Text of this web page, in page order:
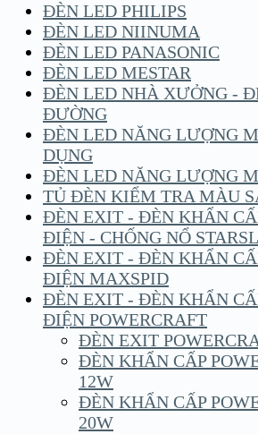
ĐÈN LED PHILIPS
ĐÈN LED NIINUMA
ĐÈN LED PANASONIC
ĐÈN LED MESTAR
ĐÈN LED NHÀ XƯỞNG -
ĐƯỜNG
ĐÈN LED NĂNG LƯỢNG
DỤNG
ĐÈN LED NĂNG LƯỢNG
TỦ ĐÈN KIỂM TRA MÀU
ĐÈN EXIT - ĐÈN KHẨN
ĐIỆN - CHỐNG NỔ
ĐÈN EXIT - ĐÈN KHẨN
ĐIỆN MAXSPID
ĐÈN EXIT - ĐÈN KHẨN
ĐIỆN POWERCRAFT
ĐÈN EXIT
ĐÈN KHẨN CẤP
12W
ĐÈN KHẨN CẤP
20W